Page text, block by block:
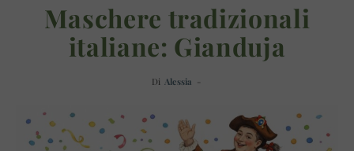
Maschere tradizionali
italiane: Gianduja
Di Alessia -